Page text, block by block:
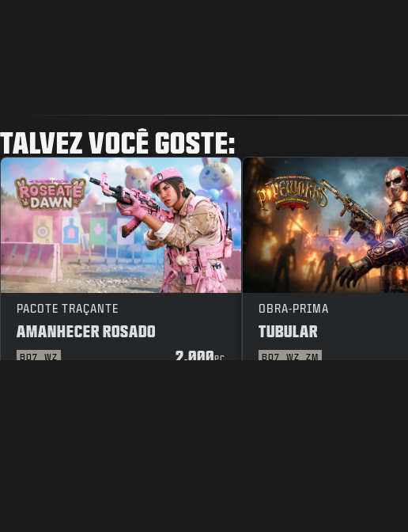
TALVEZ VOCÊ GOSTE:
PACOTE TRAÇANTE
AMANHECER ROSADO
BO7 WZ 2.000PC
OBRA-PRIMA
TUBULAR
BO7 WZ ZM